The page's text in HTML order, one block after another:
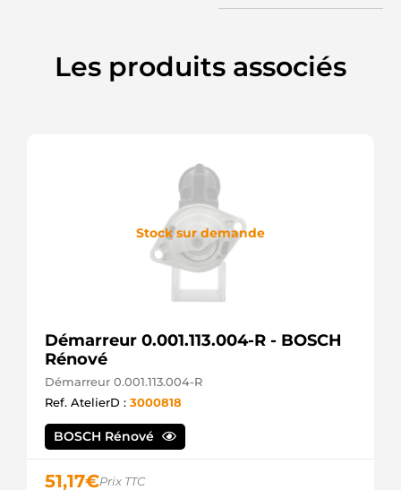
Les produits associés
Stock sur demande
Démarreur 0.001.113.004-R - BOSCH
Rénové
Démarreur 0.001.113.004-R
Ref. AtelierD : 3000818
BOSCH Rénové
51,17€Prix TTC